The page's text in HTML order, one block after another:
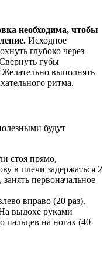
необходима, чтобы
Исходное
глубоко через
губы
выполнять
ритма.
будут
стоя прямо,
в плечи задержаться 2
первоначальное
вправо (20 раз).
выдохе руками
пальцев на ногах (40